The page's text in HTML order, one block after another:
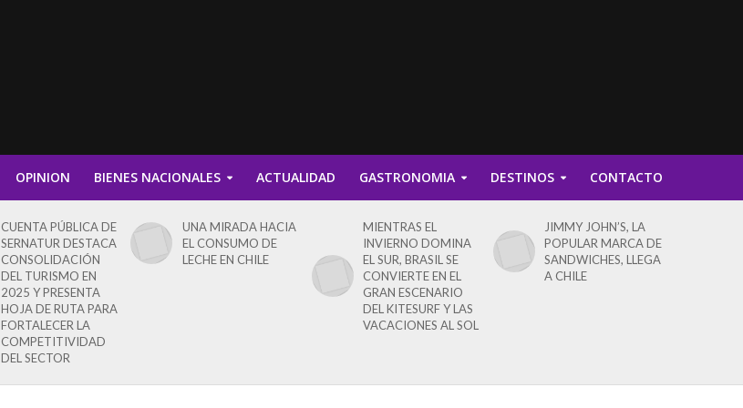
OPINION BIENES NACIONALES ACTUALIDAD GASTRONOMIA DESTINOS CONTACTO
CUENTA PÚBLICA DE
SERNATUR DESTACA
CONSOLIDACIÓN
DEL TURISMO EN
2025 Y PRESENTA
HOJA DE RUTA PARA
FORTALECER LA
COMPETITIVIDAD
DEL SECTOR
UNA MIRADA HACIA
EL CONSUMO DE
LECHE EN CHILE
MIENTRAS EL
INVIERNO DOMINA
EL SUR, BRASIL SE
CONVIERTE EN EL
GRAN ESCENARIO
DEL KITESURF Y LAS
VACACIONES AL SOL
JIMMY JOHN’S, LA
POPULAR MARCA DE
SANDWICHES, LLEGA
A CHILE